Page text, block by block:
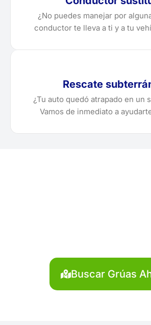
¿No puedes manejar por
conductor te lleva a ti y a tu
Rescate
¿Tu auto quedó atrapado en un
Vamos de inmediato a
Buscar Grúas